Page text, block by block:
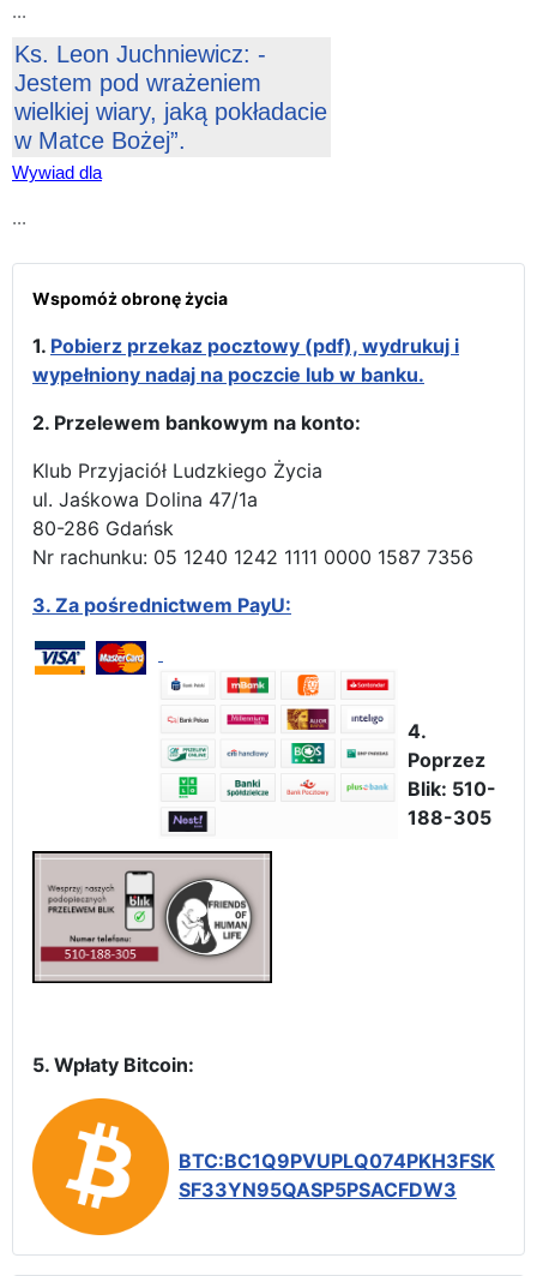
...
Ks. Leon Juchniewicz: -
Jestem pod wrażeniem
wielkiej wiary, jaką pokładacie
w Matce Bożej”.
Wywiad dla
...
Wspomóż obronę życia
1. Pobierz przekaz pocztowy (pdf), wydrukuj i
wypełniony nadaj na poczcie lub w banku.
2. Przelewem bankowym na konto:
Klub Przyjaciół Ludzkiego Życia
ul. Jaśkowa Dolina 47/1a
80-286 Gdańsk
Nr rachunku: 05 1240 1242 1111 0000 1587 7356
3. Za pośrednictwem PayU:
4.
Poprzez
Blik: 510-
188-305
5. Wpłaty Bitcoin:
BTC:BC1Q9PVUPLQ074PKH3FSK
SF33YN95QASP5PSACFDW3